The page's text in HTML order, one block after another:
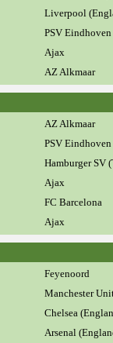
Liverpool
PSV Eindhoven
Ajax
AZ Alkmaar
AZ Alkmaar
PSV Eindhoven
Hamburger SV
Ajax
FC Barcelona
Ajax
Feyenoord
Manchester
Chelsea
Arsenal